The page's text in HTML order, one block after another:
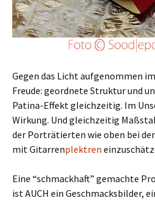
Gegen das Licht aufgenommen
Freude: geordnete Struktur und
Patina-Effekt gleichzeitig. Im
Wirkung. Und gleichzeitig
der Porträtierten wie oben bei
mit Gitarrenplektren
Eine “schmackhaft” gemachte
ist AUCH ein Geschmacksbilder,